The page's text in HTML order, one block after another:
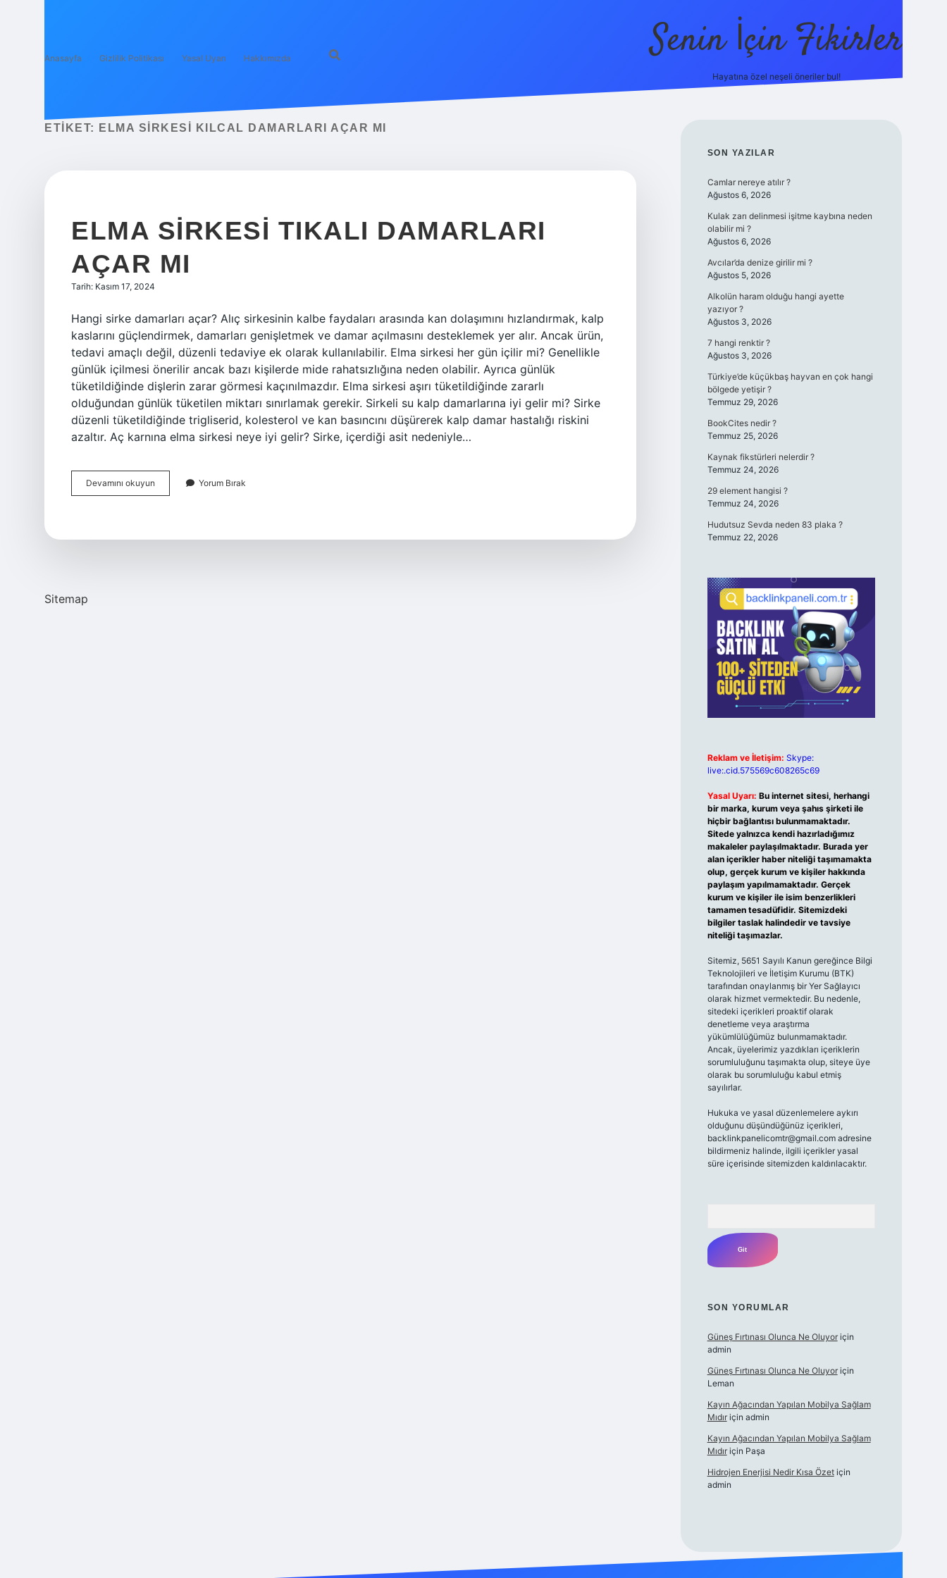
Anasayfa Gizlilik Politikası Yasal Uyarı Hakkımızda Senin İçin Fikirler
Hayatına özel neşeli öneriler bul!
ETIKET: ELMA SIRKESI KILCAL DAMARLARI AÇAR MI
ELMA SIRKESI TIKALI DAMARLARI
AÇAR MI
Tarih: Kasım 17, 2024
Hangi sirke damarları açar? Alıç sirkesinin kalbe faydaları arasında kan dolaşımını hızlandırmak, kalp
kaslarını güçlendirmek, damarları genişletmek ve damar açılmasını desteklemek yer alır. Ancak ürün,
tedavi amaçlı değil, düzenli tedaviye ek olarak kullanılabilir. Elma sirkesi her gün içilir mi? Genellikle
günlük içilmesi önerilir ancak bazı kişilerde mide rahatsızlığına neden olabilir. Ayrıca günlük
tüketildiğinde dişlerin zarar görmesi kaçınılmazdır. Elma sirkesi aşırı tüketildiğinde zararlı
olduğundan günlük tüketilen miktarı sınırlamak gerekir. Sirkeli su kalp damarlarına iyi gelir mi? Sirke
düzenli tüketildiğinde trigliserid, kolesterol ve kan basıncını düşürerek kalp damar hastalığı riskini
azaltır. Aç karnına elma sirkesi neye iyi gelir? Sirke, içerdiği asit nedeniyle…
Devamını okuyun
Sirkesi
Yorum Bırak
Sitemap
SIDEBAR
SON YAZILAR
Camlar nereye atılır ?
Ağustos 6, 2026
Kulak zarı delinmesi işitme kaybına neden
olabilir mi ?
Ağustos 6, 2026
Avcılar’da denize girilir mi ?
Ağustos 5, 2026
Alkolün haram olduğu hangi ayette
yazıyor ?
Ağustos 3, 2026
7 hangi renktir ?
Ağustos 3, 2026
Türkiye’de küçükbaş hayvan en çok hangi
bölgede yetişir ?
Temmuz 29, 2026
BookCites nedir ?
Temmuz 25, 2026
Kaynak fikstürleri nelerdir ?
Temmuz 24, 2026
29 element hangisi ?
Temmuz 24, 2026
Hudutsuz Sevda neden 83 plaka ?
Temmuz 22, 2026
Reklam ve İletişim: Skype:
live:.cid.575569c608265c69
Yasal Uyarı: Bu internet sitesi, herhangi
bir marka, kurum veya şahıs şirketi ile
hiçbir bağlantısı bulunmamaktadır.
Sitede yalnızca kendi hazırladığımız
makaleler paylaşılmaktadır. Burada yer
alan içerikler haber niteliği taşımamakta
olup, gerçek kurum ve kişiler hakkında
paylaşım yapılmamaktadır. Gerçek
kurum ve kişiler ile isim benzerlikleri
tamamen tesadüfidir. Sitemizdeki
bilgiler taslak halindedir ve tavsiye
niteliği taşımazlar.
Sitemiz, 5651 Sayılı Kanun gereğince Bilgi
Teknolojileri ve İletişim Kurumu (BTK)
tarafından onaylanmış bir Yer Sağlayıcı
olarak hizmet vermektedir. Bu nedenle,
sitedeki içerikleri proaktif olarak
denetleme veya araştırma
yükümlülüğümüz bulunmamaktadır.
Ancak, üyelerimiz yazdıkları içeriklerin
sorumluluğunu taşımakta olup, siteye üye
olarak bu sorumluluğu kabul etmiş
sayılırlar.
Hukuka ve yasal düzenlemelere aykırı
olduğunu düşündüğünüz içerikleri,
backlinkpanelicomtr@gmail.comadresine
bildirmeniz halinde, ilgili içerikler yasal
süre içerisinde sitemizden kaldırılacaktır.
SON YORUMLAR
Güneş Fırtınası Olunca Ne Oluyoriçin
admin
Güneş Fırtınası Olunca Ne Oluyoriçin
Leman
Kayın Ağacından Yapılan Mobilya Sağlam
Mıdıriçin admin
Kayın Ağacından Yapılan Mobilya Sağlam
Mıdıriçin Paşa
Hidrojen Enerjisi Nedir Kısa Özetiçin
admin